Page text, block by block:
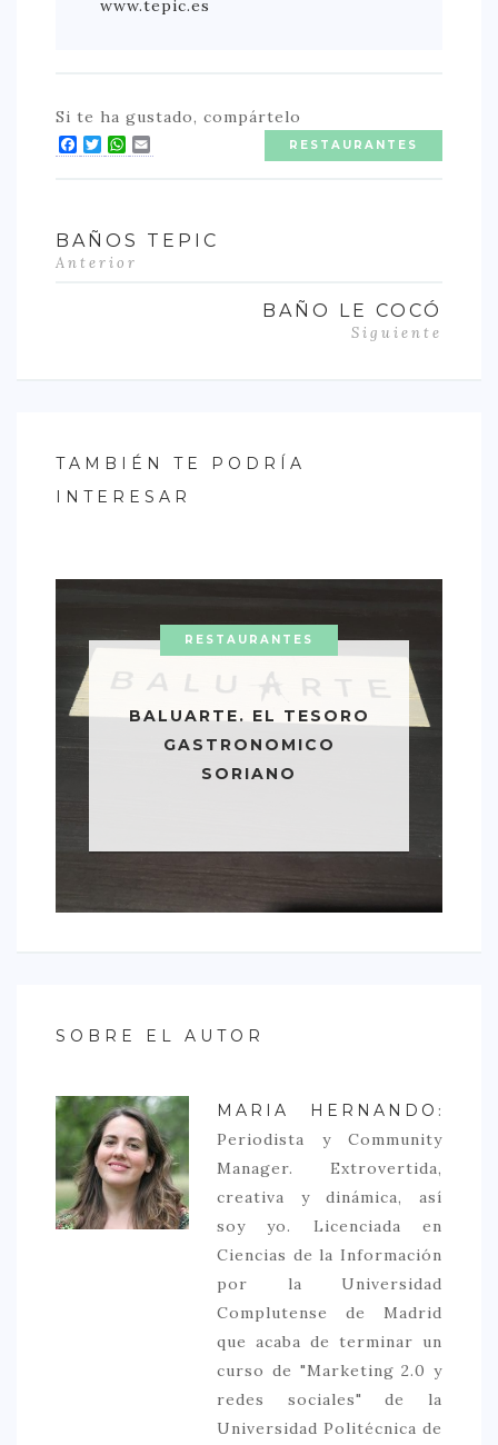
www.tepic.es
Si te ha gustado, compártelo
Facebook
Twitter
WhatsApp RESTAURANTES
BAÑOS TEPIC
Anterior
BAÑO LE COCÓ
Siguiente
TAMBIÉN TE PODRÍA
INTERESAR
RESTAURANTES
BALUARTE. EL TESORO
GASTRONOMICO
SORIANO
SOBRE EL AUTOR
MARIA HERNANDO :
Periodista y Community
Manager. Extrovertida,
creativa y dinámica, así
soy yo. Licenciada en
Ciencias de la Información
por la Universidad
Complutense de Madrid
que acaba de terminar un
curso de "Marketing 2.0 y
redes sociales" de la
Universidad Politécnica de